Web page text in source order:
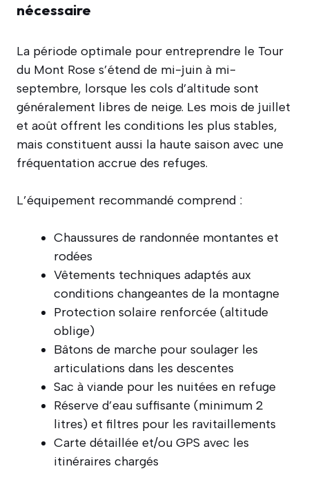
nécessaire
La période optimale pour entreprendre le Tour
du Mont Rose s’étend de mi-juin à mi-
septembre, lorsque les cols d’altitude sont
généralement libres de neige. Les mois de juillet
et août offrent les conditions les plus stables,
mais constituent aussi la haute saison avec une
fréquentation accrue des refuges.
L’équipement recommandé comprend :
Chaussures de randonnée montantes et
rodées
Vêtements techniques adaptés aux
conditions changeantes de la montagne
Protection solaire renforcée (altitude
oblige)
Bâtons de marche pour soulager les
articulations dans les descentes
Sac à viande pour les nuitées en refuge
Réserve d’eau suffisante (minimum 2
litres) et filtres pour les ravitaillements
Carte détaillée et/ou GPS avec les
itinéraires chargés